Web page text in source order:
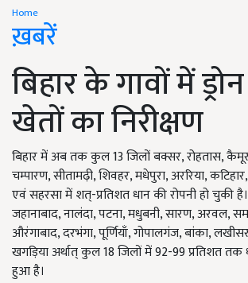
Home
ख़बरें
बिहार के गावों में ड्रोन
खेतों का निरीक्षण
बिहार में अब तक कुल 13 जिलों बक्सर, रोहतास, कैमूर,
चम्पारण, सीतामढ़ी, शिवहर, मधेपुरा, अररिया,
एवं सहरसा में शत्-प्रतिशत धान की रोपनी हो चुकी
जहानाबाद, नालंदा, पटना, मधुबनी, सारण, अरवल,
औरंगाबाद, दरभंगा, पूर्णियाँ, गोपालगंज, बांका,
खगड़िया अर्थात् कुल 18 जिलों में 92-99 प्रतिशत
हुआ है।